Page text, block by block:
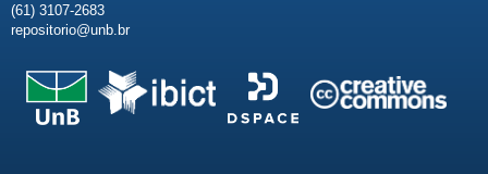
(61) 3107-2683
repositorio@unb.br